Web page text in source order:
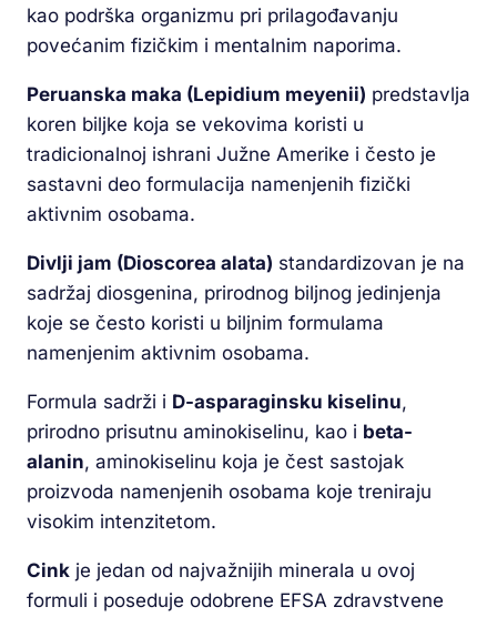
kao podrška organizmu pri prilagođavanju
povećanim fizičkim i mentalnim naporima.
Peruanska maka (Lepidium meyenii) predstavlja
koren biljke koja se vekovima koristi u
tradicionalnoj ishrani Južne Amerike i često je
sastavni deo formulacija namenjenih fizički
aktivnim osobama.
Divlji jam (Dioscorea alata) standardizovan je na
sadržaj diosgenina, prirodnog biljnog jedinjenja
koje se često koristi u biljnim formulama
namenjenim aktivnim osobama.
Formula sadrži i D-asparaginsku kiselinu,
prirodno prisutnu aminokiselinu, kao i beta-
alanin, aminokiselinu koja je čest sastojak
proizvoda namenjenih osobama koje treniraju
visokim intenzitetom.
Cink je jedan od najvažnijih minerala u ovoj
formuli i poseduje odobrene EFSA zdravstvene